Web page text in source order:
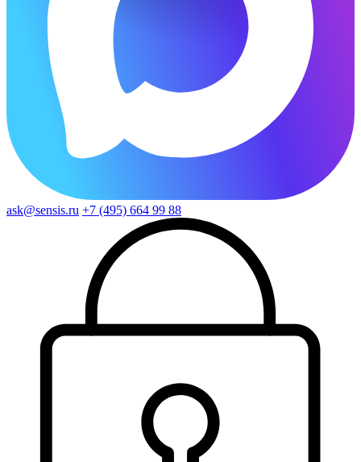
ask@sensis.ru +7 (495) 664 99 88